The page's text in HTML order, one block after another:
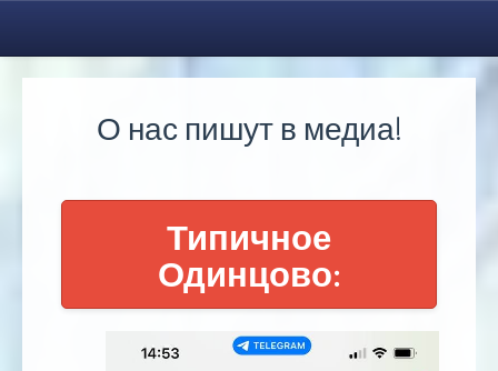
О нас пишут в медиа!
Типичное
Одинцово: